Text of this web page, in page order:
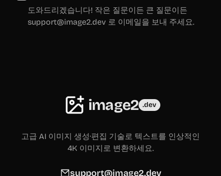
도와드리겠습니다! 작은 질문이든 큰 질문이든
support@image2.dev 로 이메일을 보내 주세요.
image2 .dev
고급 AI 이미지 생성·편집 기술로 텍스트를 인상적인
4K 이미지로 변환하세요.
support@image2.dev